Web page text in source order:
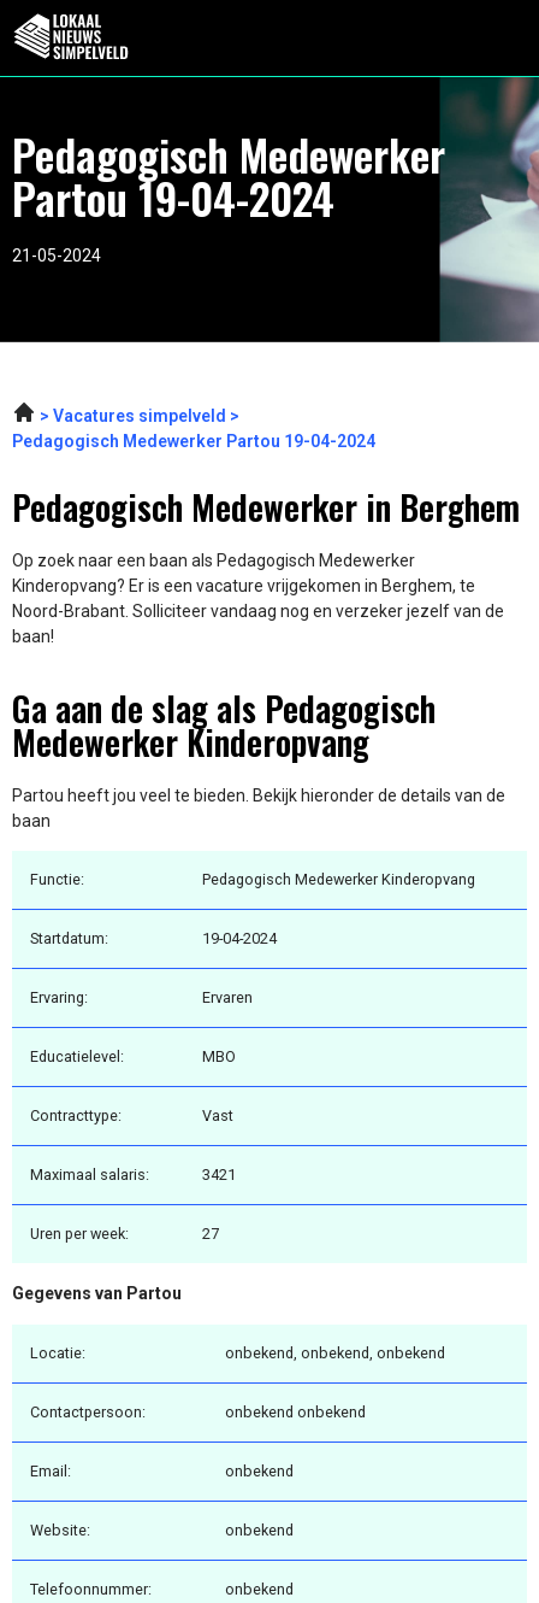
Pedagogisch Medewerker
Partou 19-04-2024
21-05-2024
Vacatures simpelveld
Pedagogisch Medewerker Partou 19-04-2024
Pedagogisch Medewerker in Berghem
Op zoek naar een baan als Pedagogisch Medewerker
Kinderopvang? Er is een vacature vrijgekomen in Berghem, te
Noord-Brabant. Solliciteer vandaag nog en verzeker jezelf van de
baan!
Ga aan de slag als Pedagogisch
Medewerker Kinderopvang
Partou heeft jou veel te bieden. Bekijk hieronder de details van de
baan
Functie: Pedagogisch Medewerker Kinderopvang
Startdatum: 19-04-2024
Ervaring: Ervaren
Educatielevel: MBO
Contracttype: Vast
Maximaal salaris: 3421
Uren per week: 27
Gegevens van Partou
Locatie: onbekend, onbekend, onbekend
Contactpersoon: onbekend onbekend
Email: onbekend
Website: onbekend
Telefoonnummer: onbekend